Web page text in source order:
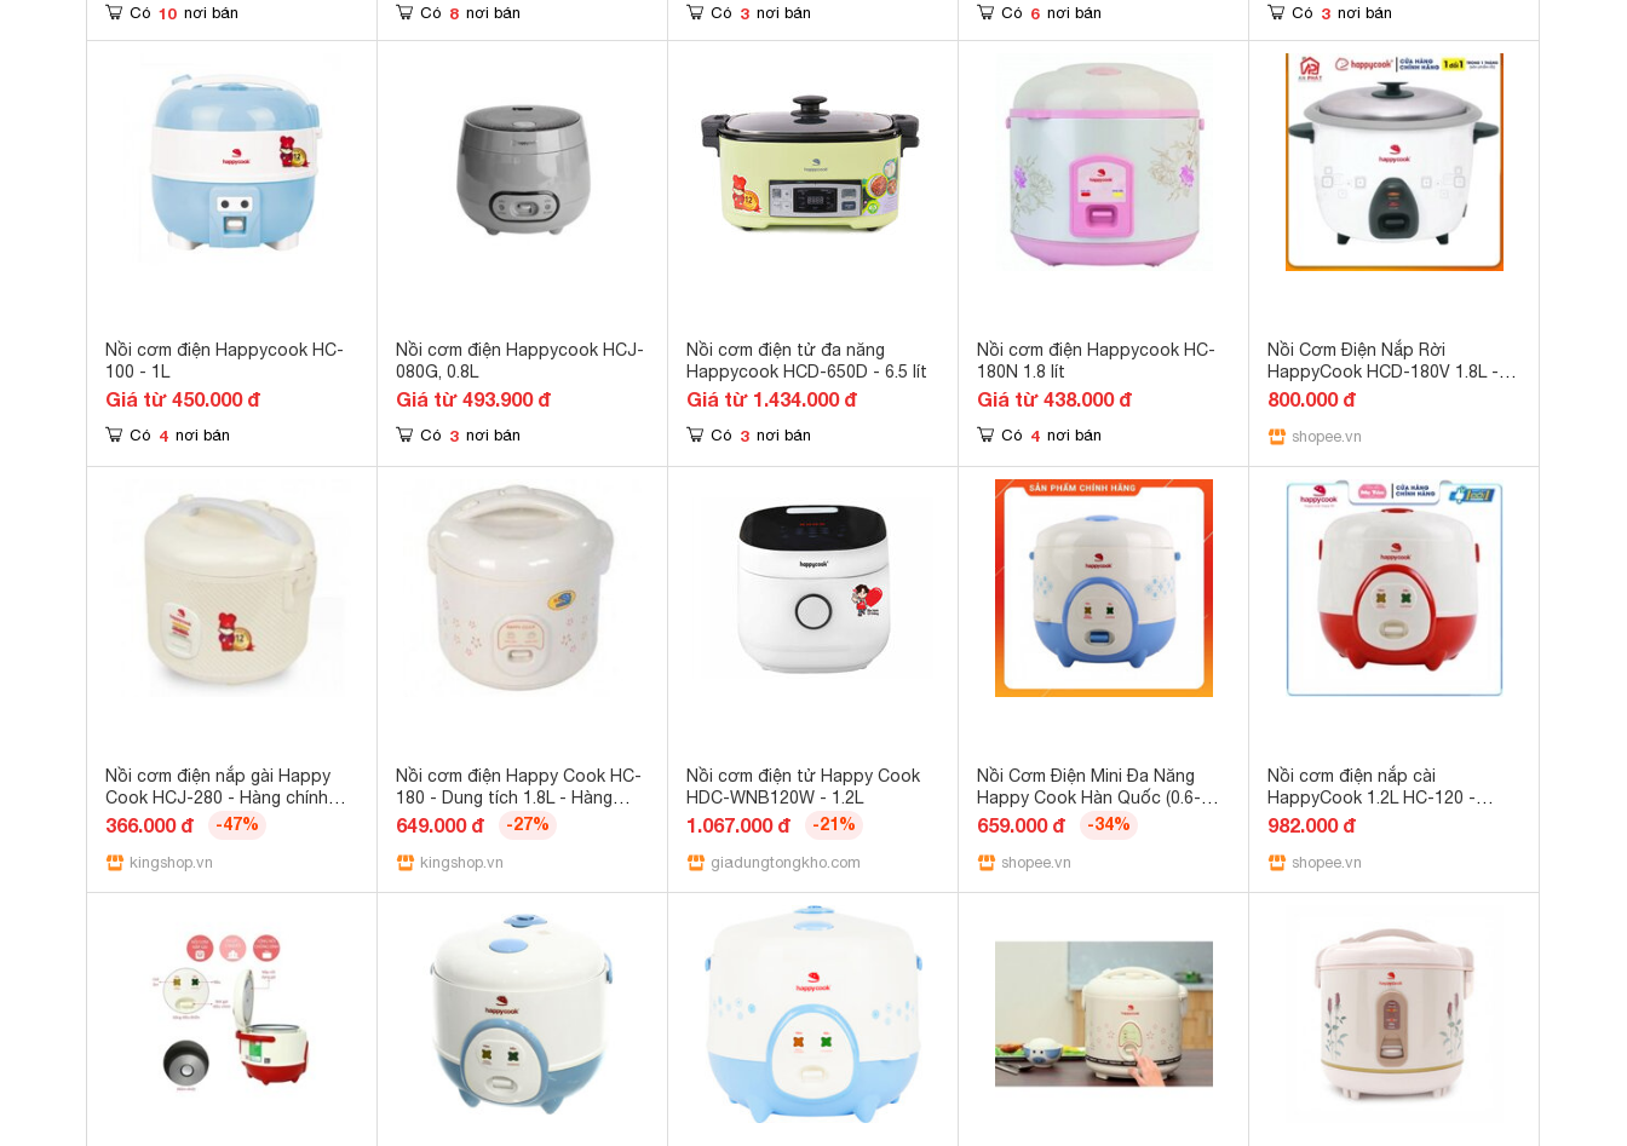
Có 10 nơi bán Có 8 nơi bán Có 3 nơi bán Có 6 nơi bán Có 3 nơi bán
Nồi cơm điện Happycook HC-
100 - 1L
Giá từ 450.000 đ
Có 4 nơi bán
Nồi cơm điện Happycook HCJ-
080G, 0.8L
Giá từ 493.900 đ
Có 3 nơi bán
Nồi cơm điện tử đa năng
Happycook HCD-650D - 6.5 lít
Giá từ 1.434.000 đ
Có 3 nơi bán
Nồi cơm điện Happycook HC-
180N 1.8 lít
Giá từ 438.000 đ
Có 4 nơi bán
Nồi Cơm Điện Nắp Rời
HappyCook HCD-180V 1.8L -
Hàng Chính Hãng Bảo Hành 12
800.000 đ
shopee.vn
Nồi cơm điện nắp gài Happy
Cook HCJ-280 - Hàng chính
hãng
366.000 đ -47%
kingshop.vn
Nồi cơm điện Happy Cook HC-
180 - Dung tích 1.8L - Hàng
chính hãng
649.000 đ -27%
kingshop.vn
Nồi cơm điện tử Happy Cook
HDC-WNB120W - 1.2L
1.067.000 đ -21%
giadungtongkho.com
Nồi Cơm Điện Mini Đa Năng
Happy Cook Hàn Quốc (0.6-
1.2L) HC-060 - HC-120 Đẹp,
Tháng
659.000 đ -34%
shopee.vn
Nồi cơm điện nắp cài
HappyCook 1.2L HC-120 -
Hàng Chính Hãng Bảo Hành 12
982.000 đ
shopee.vn